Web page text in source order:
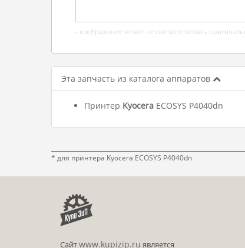
- изображение может не соответствовать
Эта запчасть из каталога аппаратов
Принтер Kyocera ECOSYS P4040dn
* для принтера Kyocera ECOSYS P4040dn
Сайтwww.kupizip.ru является